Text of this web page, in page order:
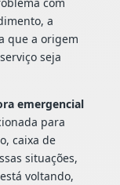
a
que a origem
seja
emergencial
para
caixa de
situações,
voltando,